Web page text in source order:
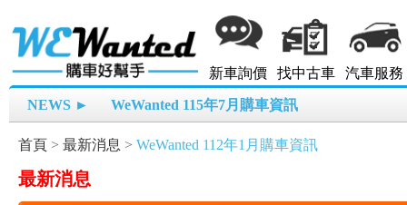
新車詢價 找中古車 汽車服務
NEWS ► WeWanted 115年7月購車資訊
首頁 > 最新消息 > WeWanted 112年1月購車資訊
最新消息